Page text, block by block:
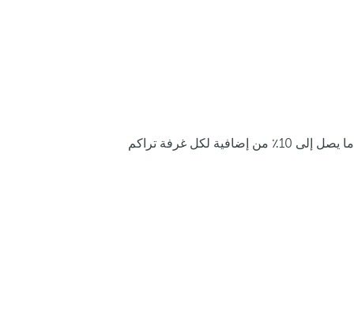
ما يصل إلى 10٪ من إضافية لكل غرفة تراكم